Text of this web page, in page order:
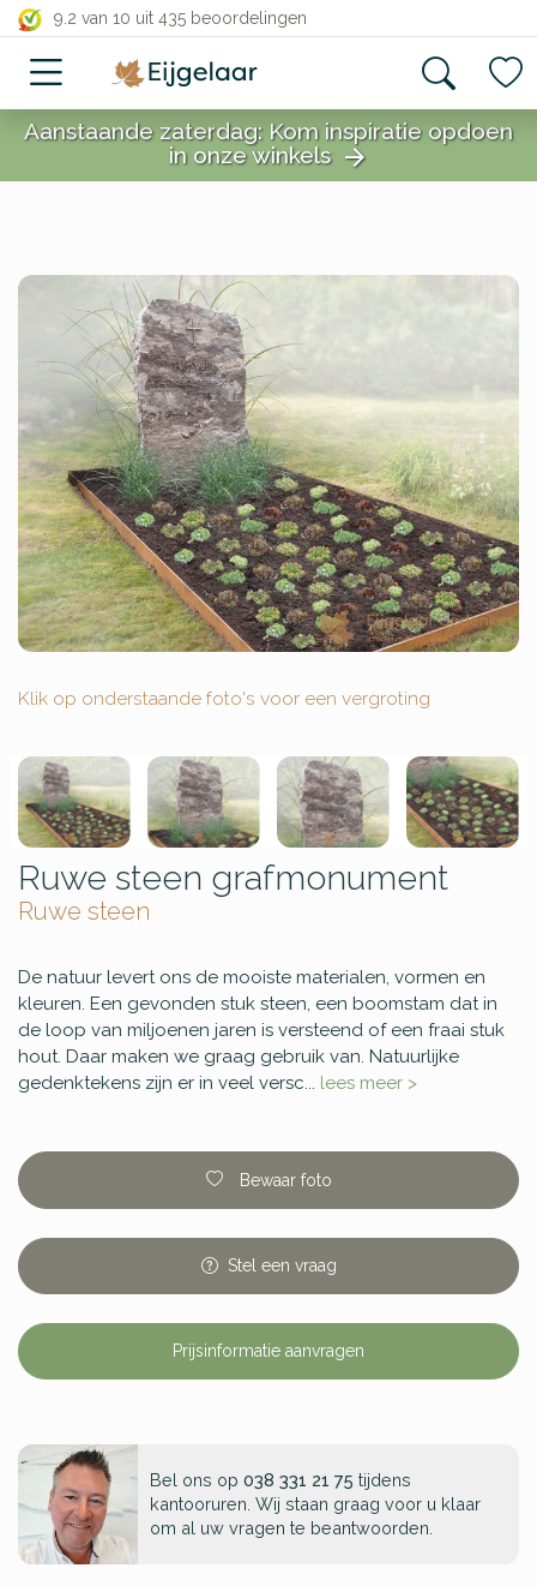
9.2 van 10 uit 435 beoordelingen
close
close
Aanstaande zaterdag: Kom inspiratie opdoen
in onze winkels arrow_forward
Klik op onderstaande foto's voor een vergroting
Ruwe steen grafmonument
Ruwe steen
De natuur levert ons de mooiste materialen, vormen en
kleuren. Een gevonden stuk steen, een boomstam dat in
de loop van miljoenen jaren is versteend of een fraai stuk
hout. Daar maken we graag gebruik van. Natuurlijke
gedenktekens zijn er in veel versc... lees meer >
Bewaar foto
Stel een vraag
Prijsinformatie aanvragen
Bel ons op 038 331 21 75 tijdens
kantooruren. Wij staan graag voor u klaar
om al uw vragen te beantwoorden.